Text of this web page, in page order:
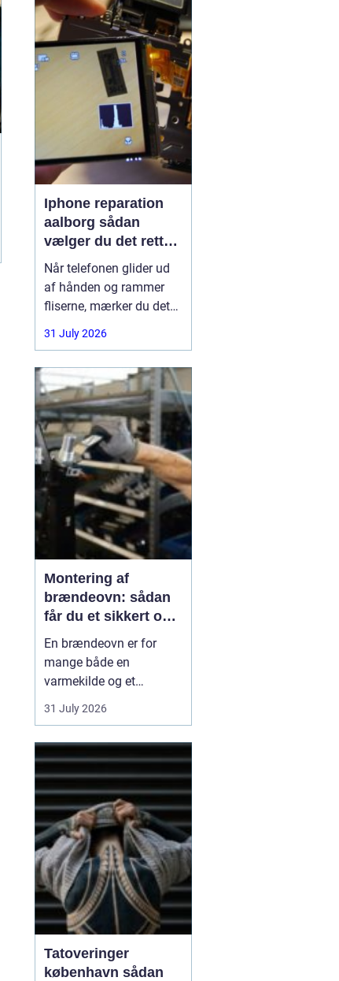
vesterbro, møder du
derfor mange
valgmuligheder m...
Iphone reparation
aalborg sådan
vælger du det rette
værksted
Når telefonen glider ud
af hånden og rammer
fliserne, mærker du det
med det samme.
Skærmen splintrer, lyden
står af midt på dagen.
For mange i Aalborg er
mobilen helt central i
både arbejde, studie og
hverdag. Derfor
31 July 2026
Montering af
brændeovn: sådan
får du et sikkert og
smukt resultat
En brændeovn er for
mange både en
varmekilde og et
samlingspunkt i
hjemmet. Flammerne
mærkes i hele rummet.
Men montering af
brændeovn er ikke noget,
man bør kaste sig ud i
uden viden og
planl&ae...
31 July 2026
Tatoveringer
københavn sådan